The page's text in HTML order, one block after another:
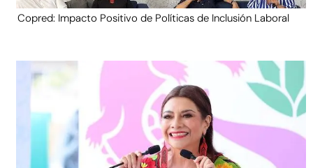
Copred: Impacto Positivo de Políticas de Inclusión Laboral